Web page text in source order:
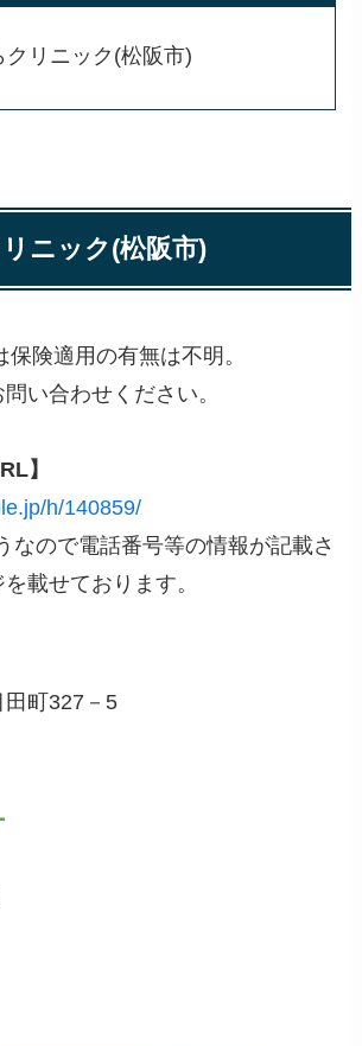
クリニック(松阪市)
ニック(松阪市)
保険適用の有無は不明。
い合わせください。
】
h/140859/
なので電話番号等の情報が記載さ
載せております。
田町327－5